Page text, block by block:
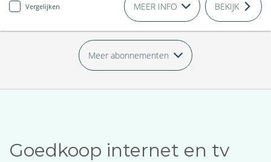
Vergelijken MEER INFO BEKIJK
Meer abonnementen
Goedkoop internet en tv